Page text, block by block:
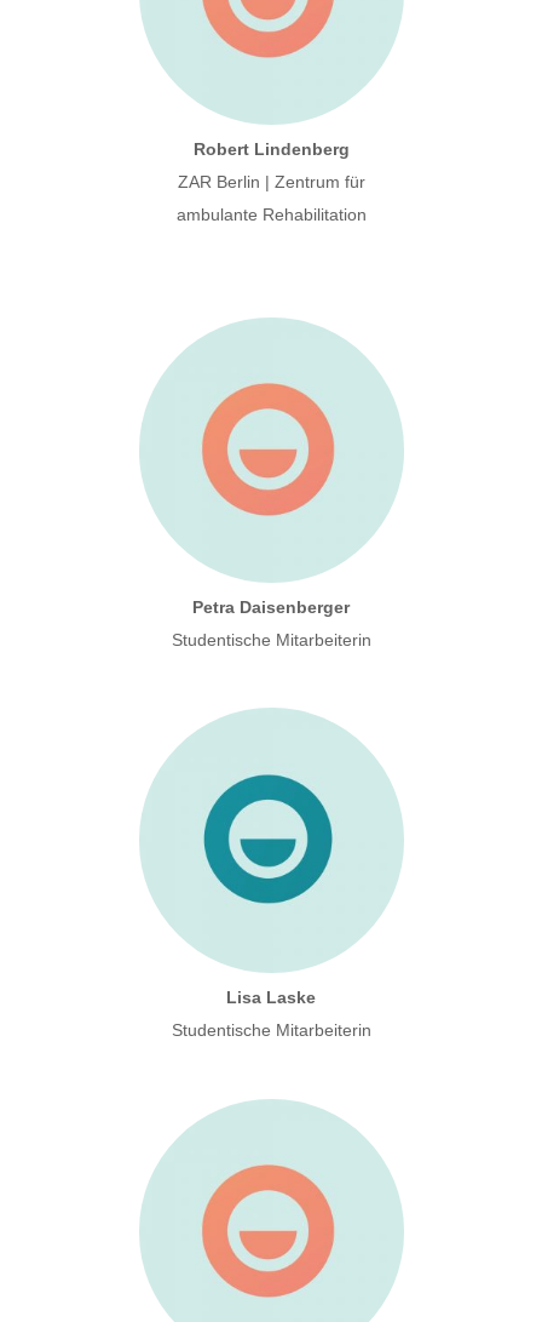
Robert Lindenberg
ZAR Berlin | Zentrum für
ambulante Rehabilitation
Petra Daisenberger
Studentische Mitarbeiterin
Lisa Laske
Studentische Mitarbeiterin